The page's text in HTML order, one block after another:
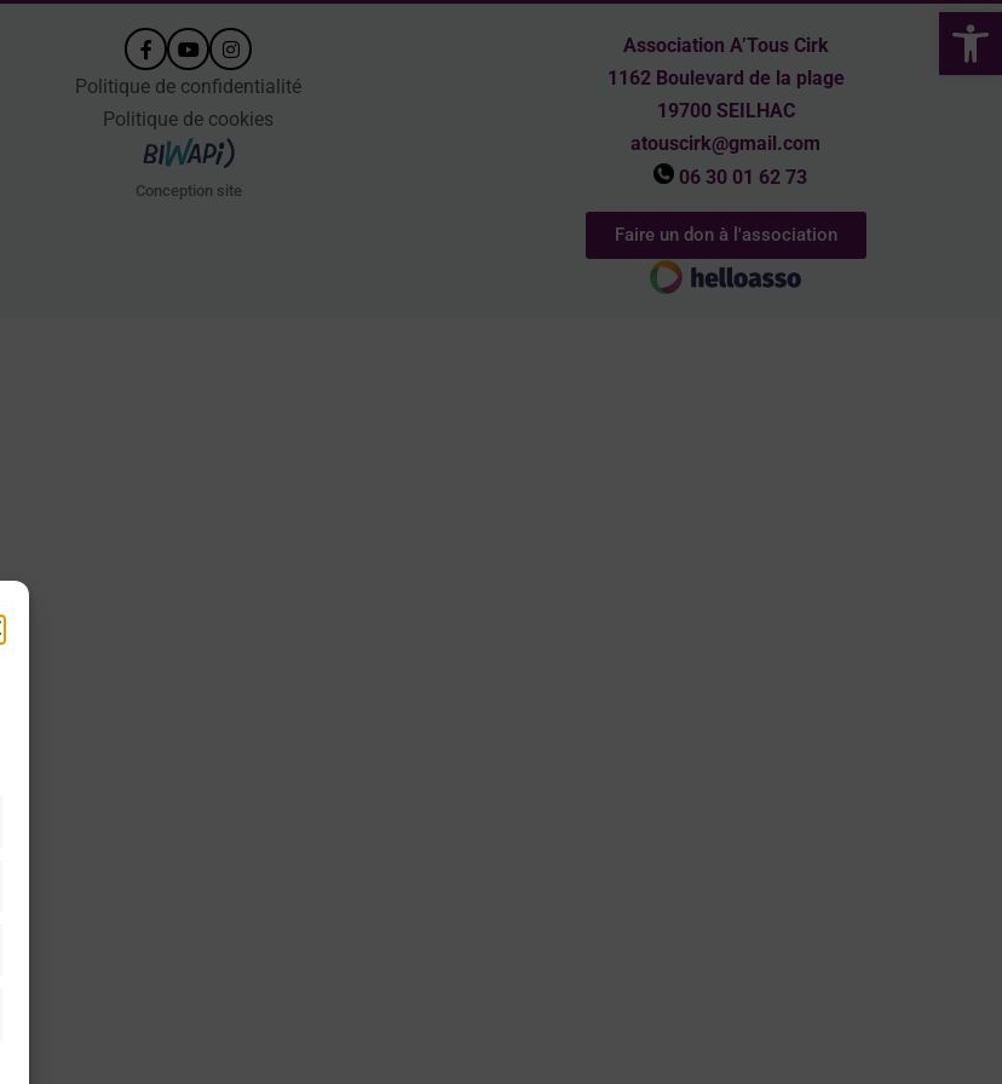
Ouvrir
Politique de confidentialité
Politique de cookies
Conception site
Association A’Tous Cirk
1162 Boulevard de la plage
19700 SEILHAC
atouscirk@gmail.com
06 30 01 62 73
Faire un don à l'association